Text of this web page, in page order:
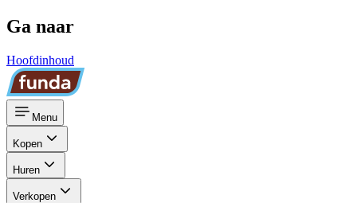
Ga naar
Hoofdinhoud
Menu
Kopen
Huren
Verkopen